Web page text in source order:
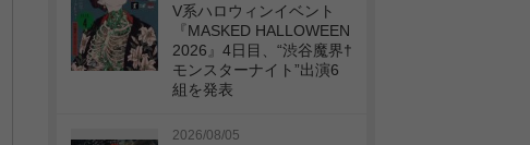
V系ハロウィンイベント
『MASKED HALLOWEEN
2026』4日目、“渋谷魔界†
モンスターナイト”出演6
組を発表
2026/08/05